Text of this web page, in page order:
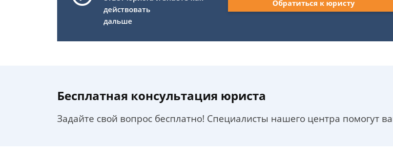
действовать
дальше
Обратиться к юристу
Бесплатная консультация юриста
Задайте свой вопрос бесплатно! Специалисты нашего центра помогут